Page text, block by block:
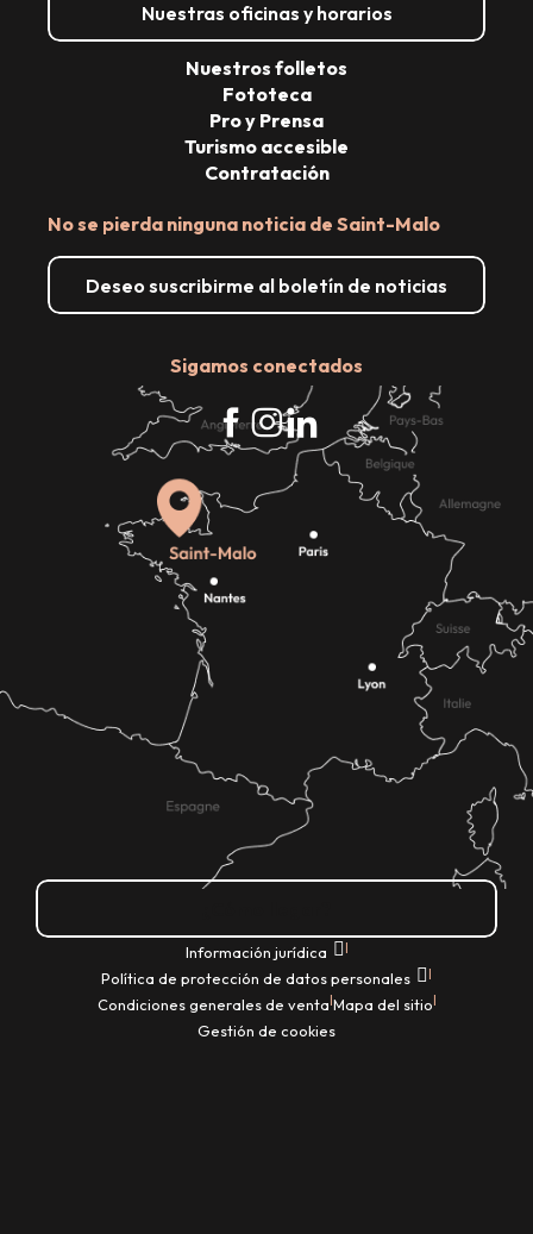
Nuestras oficinas y horarios
No se pierda ninguna noticia de Saint-Malo
Deseo suscribirme al boletín de noticias
Sigamos conectados
Nuestros folletos
Fototeca
Pro y Prensa
Turismo accesible
Contratación
Información jurídica |
Política de protección de datos personales |
Condiciones generales de venta|Mapa del sitio|
Gestión de cookies